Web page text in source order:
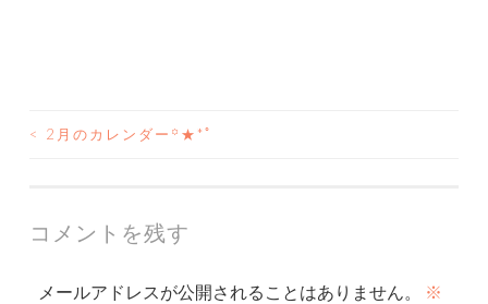
投
ナ
ビ
< 2月のカレンダー꙳★*ﾟ
コメントを残す
メールアドレスが公開されることはありません。
※